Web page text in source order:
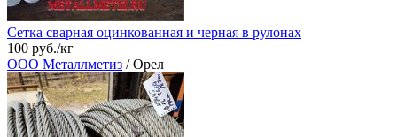
Сетка сварная оцинкованная и черная в рулонах
100 руб./кг
ООО Металлметиз / Орел